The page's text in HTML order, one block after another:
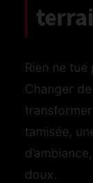
Rien ne
Changer
transformer
tamisée,
doux.